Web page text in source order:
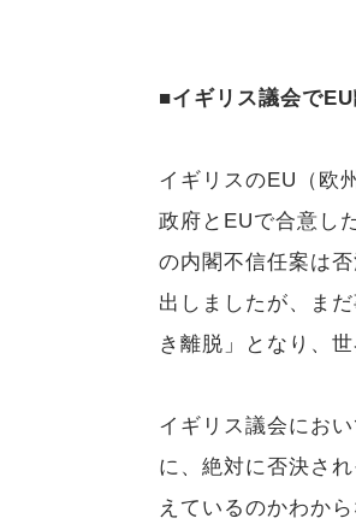
■イギリス議会で
イギリスのEU（欧
政府とEUで合意し
の内閣不信任案は
出しましたが、ま
き離脱」となり、
イギリス議会にお
に、絶対に否決さ
えているのかわか